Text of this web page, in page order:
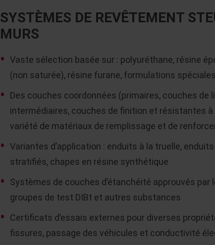
SYSTÈMES DE REVÊTEMENT
MURS
Vaste sélection basée sur : polyuréthane, résine
(non saturée), résine furane, formulations spéciales
Des couches coordonnées (primaires, couches de
intermédiaires, couches de finition et résistantes à
variété de matériaux de remplissage et de
Variantes d’application : enduits à la truelle,
stratifiés, chapes en résine synthétique
Systèmes de couches d’étanchéité approuvés
groupes de test DIBt et autres substances
Certificats d’essais externes pour diverses
fissures, passage des véhicules et conductivité